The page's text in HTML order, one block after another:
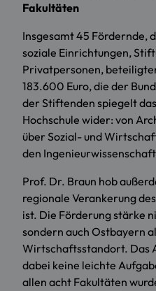
Fakultäten
Insgesamt 45 Fördernde,
soziale Einrichtungen,
Privatpersonen,
183.600 Euro, die der
der Stiftenden spiegelt
Hochschule wider: von
über Sozial- und
den
Prof. Dr. Braun hob
regionale Verankerung
ist. Die Förderung stärke
sondern auch Ostbayern
Wirtschaftsstandort. Das
dabei keine leichte
allen acht Fakultäten